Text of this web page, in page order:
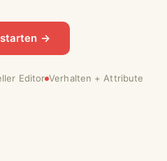
→
Editor Verhalten + Attribute